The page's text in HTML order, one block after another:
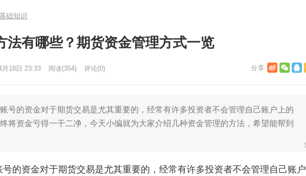
础知识
法有哪些？期货资金管理方式一览
月18日 23:33 阅读(354) 评论(0)
的资金对于期货交易是尤其重要的，经常有许多投资者不会管理自己账户上的
将资金亏得一干二净，今天小编就为大家介绍几种资金管理的方法，希望能帮到
资金对于期货交易是尤其重要的，经常有许多投资者不会管理自己账户